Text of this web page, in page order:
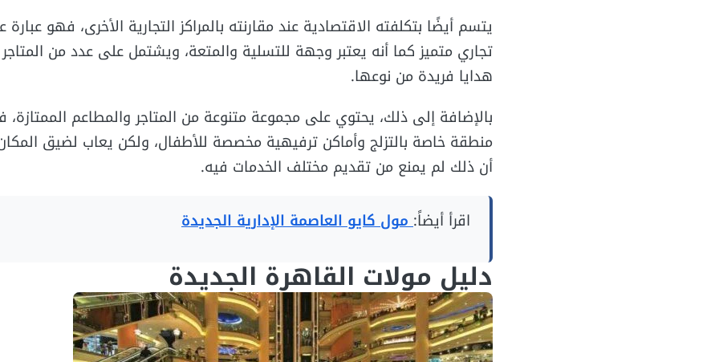
يتسم أيضًا بتكلفته الاقتصادية عند مقارنته بالمراكز التجارية الأخرى، فهو
تجاري متميز كما أنه يعتبر وجهة للتسلية والمتعة، ويشتمل على عدد من
هدايا فريدة من نوعها.
بالإضافة إلى ذلك، يحتوي على مجموعة متنوعة من المتاجر والمطاعم الممتازة،
منطقة خاصة بالتزلج وأماكن ترفيهية مخصصة للأطفال، ولكن يعاب لضيق المكان
أن ذلك لم يمنع من تقديم مختلف الخدمات فيه.
اقرأ أيضاً:مول كايو العاصمة الإدارية الجديدة
دليل مولات القاهرة الجديدة